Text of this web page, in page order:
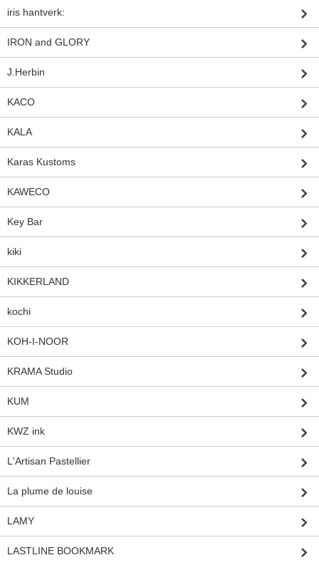
iris hantverk:
IRON and GLORY
J.Herbin
KACO
KALA
Karas Kustoms
KAWECO
Key Bar
kiki
KIKKERLAND
kochi
KOH-I-NOOR
KRAMA Studio
KUM
KWZ ink
L'Artisan Pastellier
La plume de louise
LAMY
LASTLINE BOOKMARK